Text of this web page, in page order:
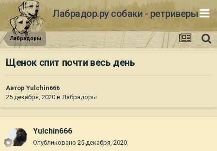
Лабрадор.ру собаки - ретриверы
Лабрадоры
Щенок спит почти весь день
Автор Yulchin666
25 декабря, 2020 вЛабрадоры
Yulchin666
Опубликовано 25 декабря, 2020